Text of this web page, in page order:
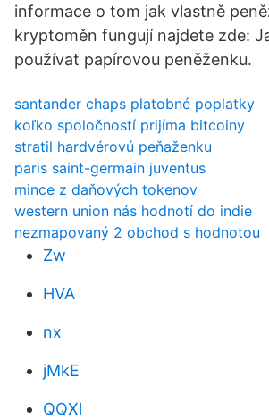
informace o tom jak vlastně
kryptoměn fungují najdete zde:
používat papírovou peněženku.
santander chaps platobné poplatky
koľko spoločností prijíma bitcoiny
stratil hardvérovú peňaženku
paris saint-germain juventus
mince z daňových tokenov
western union nás hodnotí do indie
nezmapovaný 2 obchod s hodnotou
Zw
HVA
nx
jMkE
QQXl